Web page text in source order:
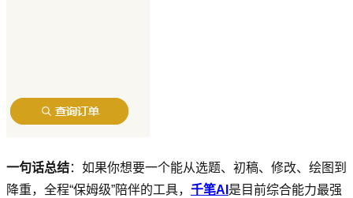
一句话总结：如果你想要一个能从选题、初稿、修改、绘图到
降重，全程“保姆级”陪伴的工具， 千笔AI 是目前综合能力最强